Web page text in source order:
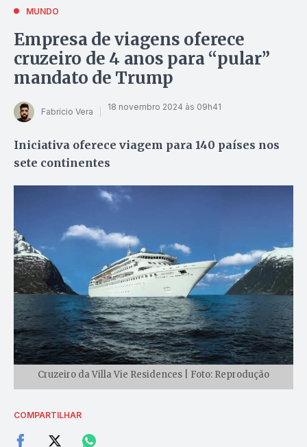
MUNDO
Empresa de viagens oferece
cruzeiro de 4 anos para “pular”
mandato de Trump
Fabrício Vera 18 novembro 2024 às 09h41
Iniciativa oferece viagem para 140 países nos
sete continentes
Cruzeiro da Villa Vie Residences | Foto: Reprodução
COMPARTILHAR